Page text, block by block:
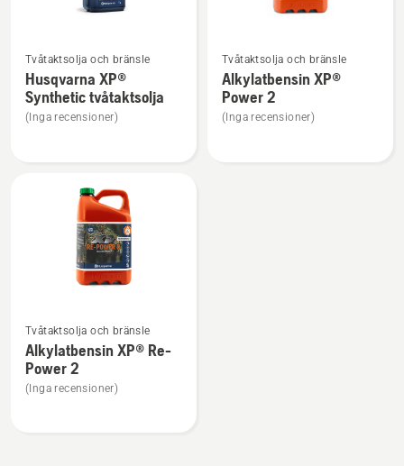
mer
information
om
Husqvarna
tvåtaktsolja
Tvåtaktsolja och bränsle
Husqvarna XP®
Synthetic tvåtaktsolja
(Inga recensioner)
mer
information
om
Alkylatbensin
Tvåtaktsolja och bränsle
Alkylatbensin XP®
Power 2
(Inga recensioner)
mer
information
om
Alkylatbensin
Tvåtaktsolja och bränsle
Alkylatbensin XP® Re-
Power 2
(Inga recensioner)